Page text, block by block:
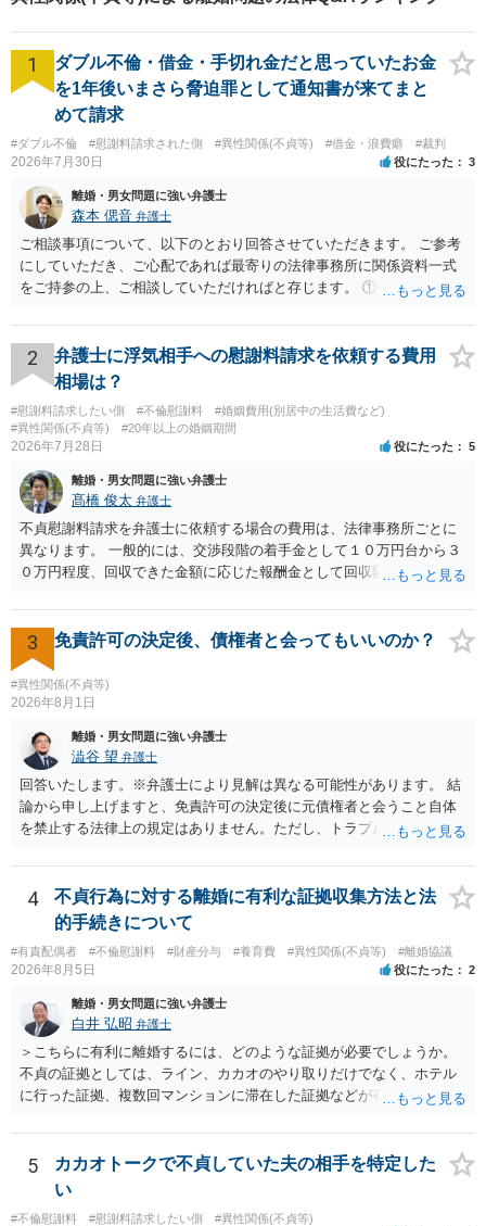
1
ダブル不倫・借金・手切れ金だと思っていたお金
を1年後いまさら脅迫罪として通知書が来てまと
めて請求
#ダブル不倫 #慰謝料請求された側 #異性関係(不貞等) #借金・浪費癖 #裁判
2026年7月30日 役にたった 3
離婚・男女問題に強い弁護士
森本 偲音 弁護士
ご相談事項について、以下のとおり回答させていただきます。 ご参考
にしていただき、ご心配であれば最寄りの法律事務所に関係資料一式
をご持参の上、ご相談していただければと存じます。 ① このLINEの
される可能性はあるのか ⇒LINEを含む１００万円の貸付に至るまでの
やり取り等の経緯、誓約書の内容等を踏まえて、関係を清算するため
の 金銭であったと評価される可能性はあると考えます。 ② 「今後一
切関与しないなら100万円振り込む」というLINEや誓約書は、裁判上
どの程度証拠価値があるのか ⇒前後のやり取りや誓約書の具体的内容
を見ない限り、具体的な判断はできませんが、一定の証拠価値はある
することは認められるのか。 ⇒おそらく１００万円は不当利得（受け
取る正当な権利がないのに利益を取得した）として返還請求されてい
るものかと推察しますので、 貸金返還ではないかと存じます。 ④ 私
は現在、収入も不安定で貯金もなくリボ払い借金が既に約100万あり。
今年に再婚したが主人はお金に厳しい為、一括で220万円を支払う事は
か。 ⇒判決となり敗訴してしまった場合は、強制執行により不動産等
の財産を差し押さえられ、そこから債権回収が図られることになりま
すが、 和解であれば柔軟な解決が可能ですので、その場合は分割払
いにより支払うことも十分可能です。 ⑤ このような事情であれば、私
は120万円のみ和解交渉を続けるべきでしょうか。 ⇒ご相談者様の認
れるため、 120万円のみについて交渉を続けることがベターかと存じ
ます。
2
弁護士に浮気相手への慰謝料請求を依頼する費用
相場は？
#慰謝料請求したい側 #不倫慰謝料
#婚姻費用(別居中の生活費など)
#異性関係(不貞等)
#20年以上の婚姻期間
2026年7月28日 役にたった 5
離婚・男女問題に強い弁護士
髙橋 俊太 弁護士
不貞慰謝料請求を弁護士に依頼する場合の費用は、法律事務所ごとに
異なります。 一般的には、交渉段階の着手金として１０万円台から３
０万円程度、回収できた金額に応じた報酬金として回収額の１０％か
には、追加着手金や日当、実費が発生することもあります。 もっと
も、証拠が十分にあるか、相手方の住所・勤務先が分かるか、慰謝料
額、離婚の有無、交渉で終わるか訴訟まで見込むかによって、費用は
変わり得ます。依頼前に、交渉だけの場合、訴訟になった場合、回収
できなかった場合の費用を確認しておくとよいでしょう。 弁護士選び
通しを過度に楽観的に言い過ぎないか、質問に具体的に答えてくれる
か、連絡方法（メール、電話、弁護士直接か事務局員を介するかな
ど）や対応スピードが合うかを確認するとよいと思います。いずれに
しましても、弁護士への相談・依頼にあたっては、証拠資料、夫と相
手方の関係、相手方の氏名・住所等、夫婦関係への影響、離婚予定の
3 免責許可の決定後、債権者と会ってもいいのか？
#異性関係(不貞等)
2026年8月1日
離婚・男女問題に強い弁護士
澁谷 望 弁護士
回答いたします。※弁護士により見解は異なる可能性があります。 結
論から申し上げますと、免責許可の決定後に元債権者と会うこと自体
を禁止する法律上の規定はありません。ただし、トラブル防止の観点
ントは以下の通りです。 ・金銭のやり取りや返済の約束は絶対にしな
い（免責された借金を任意でも支払ってしまうとトラブルの元になり
ます） ・過去のDVや過剰請求の経緯を踏まえ、相手の感情に流されな
い ・予定通り毅然とした態度で距離を置く 法律上の制限はないもの
の、ご自身の生活と精神的な安定を守るためにも、お互いに距離を置
くというご判断は非常に賢明かと思います。
4
不貞行為に対する離婚に有利な証拠収集方法と法
的手続きについて
#有責配偶者 #不倫慰謝料 #財産分与 #養育費 #異性関係(不貞等) #離婚協議
2026年8月5日 役にたった 2
離婚・男女問題に強い弁護士
白井 弘昭 弁護士
＞こちらに有利に離婚するには、どのような証拠が必要でしょうか。
不貞の証拠としては、ライン、カカオのやり取りだけでなく、ホテル
に行った証拠、複数回マンションに滞在した証拠などが有効です。 不
婚する、慰謝料をとるなど）ことができると思われます。 ただし、不
貞発覚後、長期間同居を続けると、不貞を許したとの評価につながる
場合がありますので、ご注意ください。 以上、ご参考まで。
5
カカオトークで不貞していた夫の相手を特定した
い
#不倫慰謝料 #慰謝料請求したい側 #異性関係(不貞等)